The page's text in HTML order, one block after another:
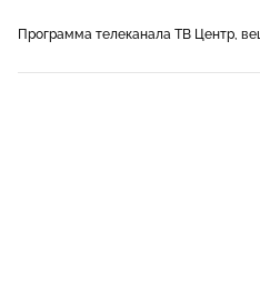
Программа телеканала ТВ Центр,